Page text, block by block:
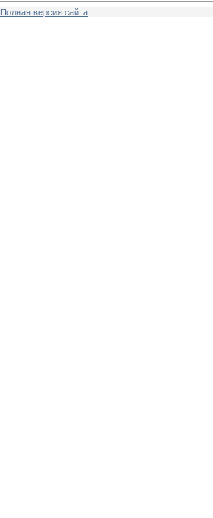
Полная версия сайта